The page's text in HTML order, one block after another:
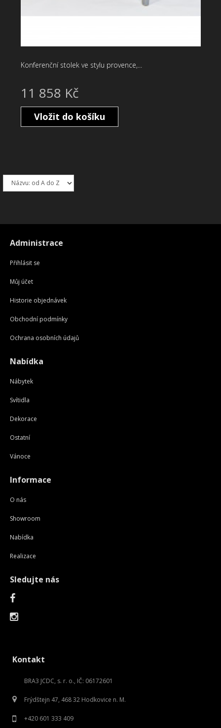
Konferenční stolek ve stylu provence,...
11 858 Kč
Vložit do košíku
Administrace
Přihlásit se
Můj účet
Historie objednávek
Obchodní podmínky
Ochrana osobních údajů
Nabídka
Nábytek
Svítidla
Dekorace
Ostatní
Vánoce
Informace
O nás
Showroom
Nabídka
Realizace
Sledujte nás
Kontakt
BRA3 JCDC, s. r. o., IČ: 06172601
Frýdštejn 47, 468 32 Hodkovice n. M.
+420 601 333 409